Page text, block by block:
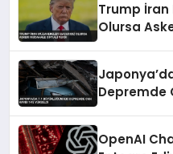
Trump İran
Olursa
Depremde
OpenAI